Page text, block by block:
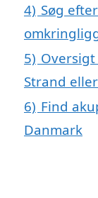
4) Søg
5)
Strand
6) Find
Danmark